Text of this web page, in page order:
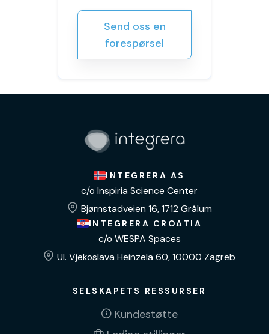
Send oss en
forespørsel
INTEGRERA AS
c/o Inspiria Science Center
Bjørnstadveien 16, 1712 Grålum
INTEGRERA CROATIA
c/o WESPA Spaces
Ul. Vjekoslava Heinzela 60, 10000 Zagreb
SELSKAPETS RESSURSER
Kundestøtte